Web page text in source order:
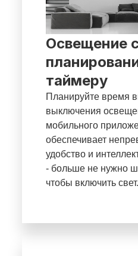
Освещение
таймеру
Планируйте время
выключения
мобильного
обеспечивает
удобство и
- больше не нужно
чтобы включить свет.